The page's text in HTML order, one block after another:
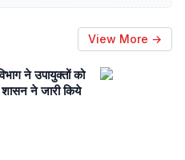
View More →
ने उपायुक्तों को
ने जारी किये